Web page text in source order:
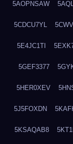
5AOPNSAW
5CDCU7YL
5E4JC1TI
5GEF3377
5HER0XEV
5J5FOXDN
5KSAQAB8